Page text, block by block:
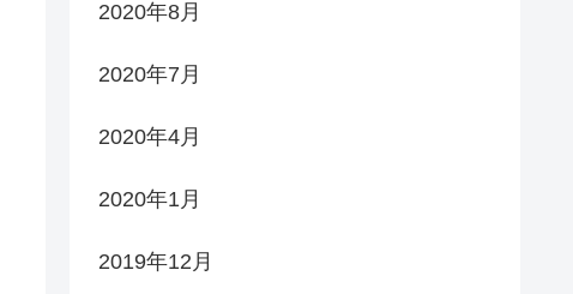
2020年8月
2020年7月
2020年4月
2020年1月
2019年12月